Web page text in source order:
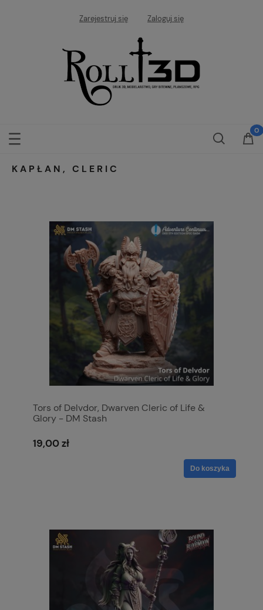
Zarejestruj się Zaloguj się
KAPŁAN, CLERIC
Tors of Delvdor, Dwarven Cleric of Life &
Glory - DM Stash
19,00 zł
Do koszyka